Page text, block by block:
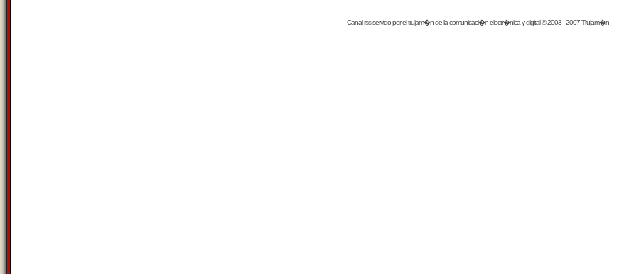
Canalrssservido por eltrujam�nde la comunicaci�n electr�nica y digital © 2003 - 2007 Trujam�n